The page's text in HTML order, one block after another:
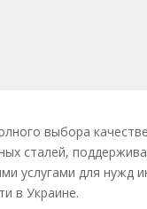
выбора
сталей,
услугами для нужд
в Украине.